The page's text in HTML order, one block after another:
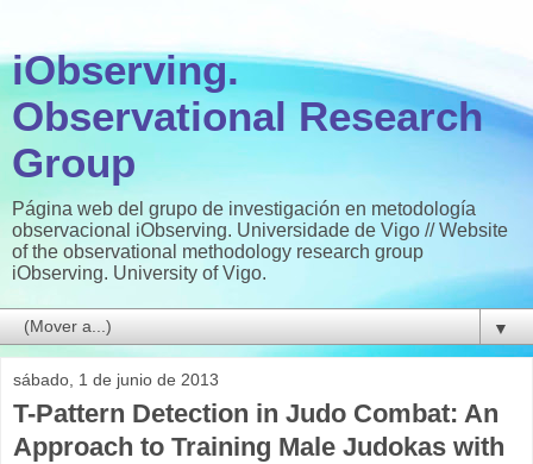
iObserving.
Observational Research
Group
Página web del grupo de investigación en metodología
observacional iObserving. Universidade de Vigo // Website
of the observational methodology research group
iObserving. University of Vigo.
▼
sábado, 1 de junio de 2013
T-Pattern Detection in Judo Combat: An
Approach to Training Male Judokas with